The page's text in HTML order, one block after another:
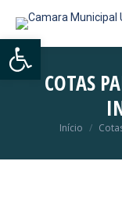
COTAS
Você está
Início
Abrir a barra de